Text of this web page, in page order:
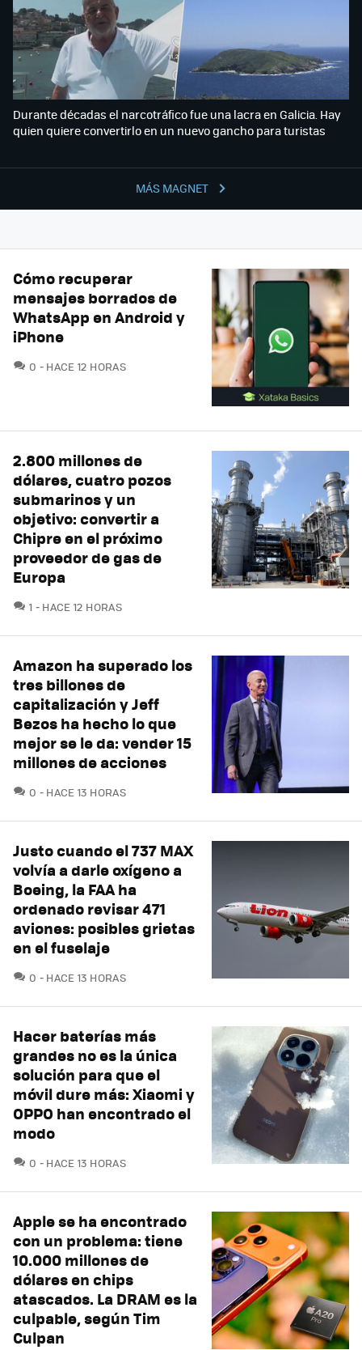
MÁS MAGNET
Durante décadas el narcotráfico fue una lacra en Galicia. Hay
quien quiere convertirlo en un nuevo gancho para turistas
Cómo recuperar
mensajes borrados de
WhatsApp en Android y
iPhone
0 COMENTARIOS
HACE 12 HORAS
2.800 millones de
dólares, cuatro pozos
submarinos y un
objetivo: convertir a
Chipre en el próximo
proveedor de gas de
Europa
1 COMENTARIOS
HACE 12 HORAS
Amazon ha superado los
tres billones de
capitalización y Jeff
Bezos ha hecho lo que
mejor se le da: vender 15
millones de acciones
0 COMENTARIOS
HACE 13 HORAS
Justo cuando el 737 MAX
volvía a darle oxígeno a
Boeing, la FAA ha
ordenado revisar 471
aviones: posibles grietas
en el fuselaje
0 COMENTARIOS
HACE 13 HORAS
Hacer baterías más
grandes no es la única
solución para que el
móvil dure más: Xiaomi y
OPPO han encontrado el
modo
0 COMENTARIOS
HACE 13 HORAS
Apple se ha encontrado
con un problema: tiene
10.000 millones de
dólares en chips
atascados. La DRAM es la
culpable, según Tim
Culpan